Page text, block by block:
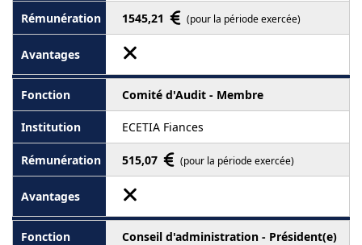
1545,21 (pour la période exercée)
Comité d'Audit - Membre
ECETIA Fiances
515,07 (pour la période exercée)
Conseil d'administration - Président(e)